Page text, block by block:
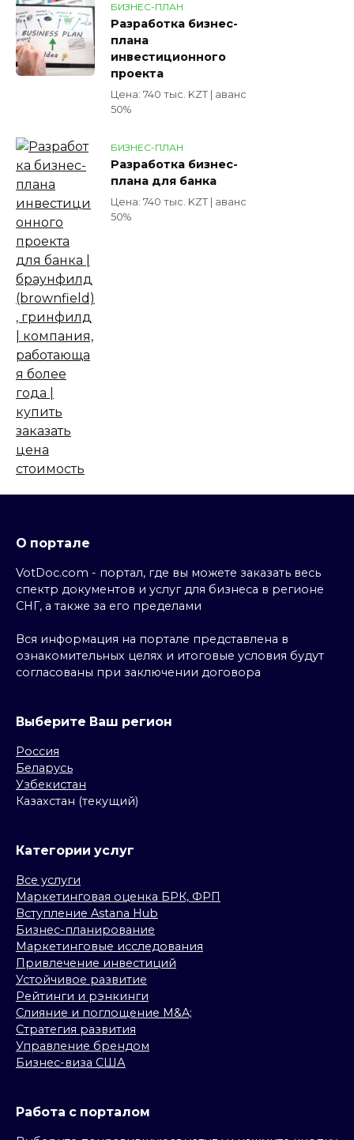
БИЗНЕС-ПЛАН
Разработка бизнес-
плана
инвестиционного
проекта
Цена: 740 тыс. KZT | аванс
50%
БИЗНЕС-ПЛАН
Разработка бизнес-
плана для банка
Цена: 740 тыс. KZT | аванс
50%
О портале
VotDoc.com - портал, где вы можете заказать весь
спектр документов и услуг для бизнеса в регионе
СНГ, а также за его пределами
Вся информация на портале представлена в
ознакомительных целях и итоговые условия будут
согласованы при заключении договора
Выберите Ваш регион
Россия
Беларусь
Узбекистан
Казахстан (текущий)
Категории услуг
Все услуги
Маркетинговая оценка БРК, ФРП
Вступление Astana Hub
Бизнес-планирование
Маркетинговые исследования
Привлечение инвестиций
Устойчивое развитие
Рейтинги и рэнкинги
Слияние и поглощение M&A;
Стратегия развития
Управление брендом
Бизнес-виза США
Работа с порталом